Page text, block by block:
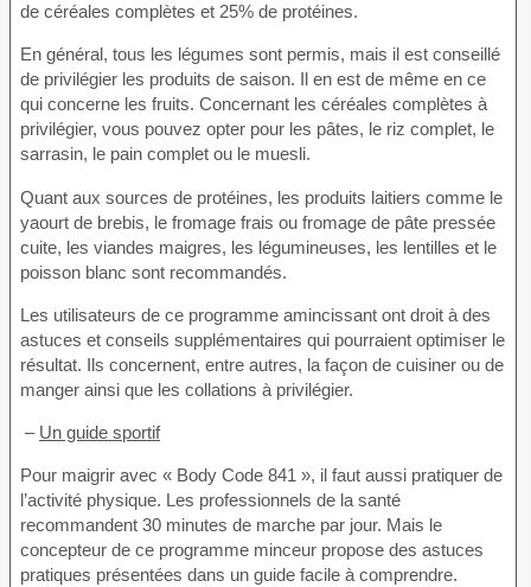
de céréales complètes et 25% de protéines.
En général, tous les légumes sont permis, mais il est conseillé
de privilégier les produits de saison. Il en est de même en ce
qui concerne les fruits. Concernant les céréales complètes à
privilégier, vous pouvez opter pour les pâtes, le riz complet, le
sarrasin, le pain complet ou le muesli.
Quant aux sources de protéines, les produits laitiers comme le
yaourt de brebis, le fromage frais ou fromage de pâte pressée
cuite, les viandes maigres, les légumineuses, les lentilles et le
poisson blanc sont recommandés.
Les utilisateurs de ce programme amincissant ont droit à des
astuces et conseils supplémentaires qui pourraient optimiser le
résultat. Ils concernent, entre autres, la façon de cuisiner ou de
manger ainsi que les collations à privilégier.
– Un guide sportif
Pour maigrir avec « Body Code 841 », il faut aussi pratiquer de
l’activité physique. Les professionnels de la santé
recommandent 30 minutes de marche par jour. Mais le
concepteur de ce programme minceur propose des astuces
pratiques présentées dans un guide facile à comprendre.